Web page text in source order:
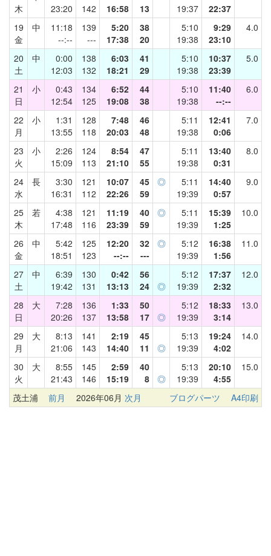
木
23:20
142
16:58
13
19:37
22:37
19
金
中
11:18
--:--
139
---
5:20
17:38
38
20
5:10
19:38
9:29
23:10
4.0
20
土
中
0:00
12:03
138
132
6:03
18:21
41
29
5:10
19:38
10:37
23:39
5.0
21
日
小
0:43
12:54
134
125
6:52
19:08
44
38
5:10
19:38
11:40
--:--
6.0
22
月
小
1:31
13:55
128
118
7:48
20:03
46
48
5:11
19:38
12:41
0:06
7.0
23
火
小
2:26
15:09
124
113
8:54
21:10
47
55
5:11
19:38
13:40
0:31
8.0
24
水
長
3:30
16:31
121
112
10:07
22:26
45
59
◎
5:11
19:39
14:40
0:57
9.0
25
木
若
4:38
17:48
121
116
11:19
23:39
40
59
◎
5:11
19:39
15:39
1:25
10.0
26
金
中
5:42
18:51
125
123
12:20
--:--
32
---
◎
5:12
19:39
16:38
1:56
11.0
27
土
中
6:39
19:42
130
131
0:42
13:13
56
24
◎
5:12
19:39
17:37
2:32
12.0
28
日
大
7:28
20:26
136
137
1:33
13:58
50
17
◎
5:12
19:39
18:33
3:14
13.0
29
月
大
8:13
21:06
141
143
2:19
14:40
45
11
◎
5:13
19:39
19:24
4:02
14.0
30
火
大
8:55
21:43
145
146
2:59
15:19
40
8
◎
5:13
19:39
20:10
4:55
15.0
茂土浦 前月 2026年06月 次月 ブログパーツ A4印刷